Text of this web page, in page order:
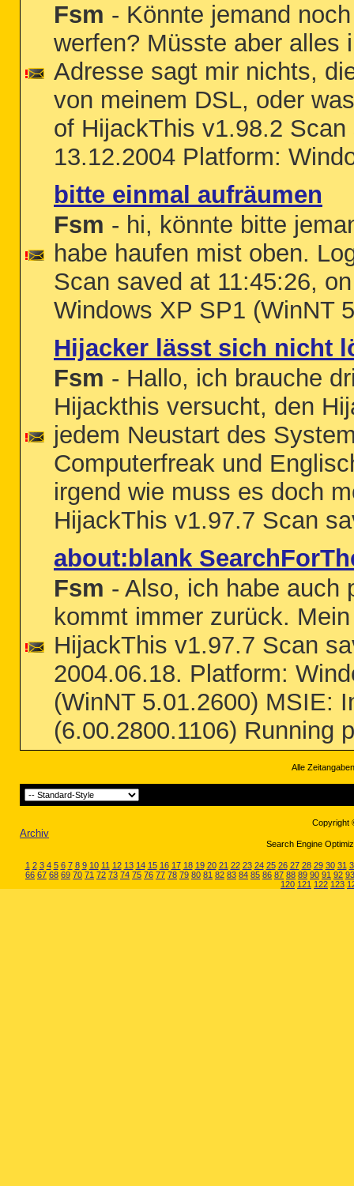
Fsm - Könnte jemand
werfen? Müsste aber alles
Adresse sagt mir nichts,
von meinem DSL, oder
of HijackThis v1.98.2
13.12.2004 Platform:
bitte einmal aufräumen
Fsm - hi, könnte bitte
habe haufen mist oben.
Scan saved at 11:45:26,
Windows XP SP1 (WinNT
Hijacker lässt sich nicht
Fsm - Hallo, ich brauche
Hijackthis versucht, den
jedem Neustart des
Computerfreak und
irgend wie muss es doch
HijackThis v1.97.7 Scan
about:blank
Fsm - Also, ich habe auch
kommt immer zurück.
HijackThis v1.97.7 Scan
2004.06.18. Platform:
(WinNT 5.01.2600) MSIE:
(6.00.2800.1106) Running
Alle
Copyright
Archiv
Search Engine
1 2 3 4 5 6 7 8 9 10 11 12 13 14 15 16 17 18 19 20 21 22 23 24 25 26 27 28 29 30 31
66 67 68 69 70 71 72 73 74 75 76 77 78 79 80 81 82 83 84 85 86 87 88 89 90 91 92 93
120 121 122 123